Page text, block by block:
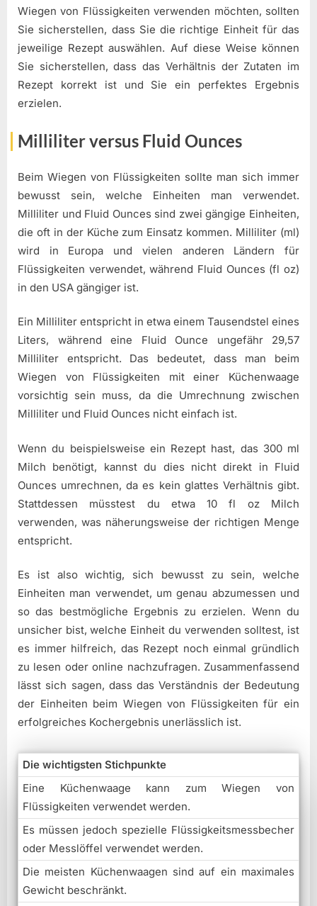
Wiegen von Flüssigkeiten verwenden möchten, sollten
Sie sicherstellen, dass Sie die richtige Einheit für das
jeweilige Rezept auswählen. Auf diese Weise können
Sie sicherstellen, dass das Verhältnis der Zutaten im
Rezept korrekt ist und Sie ein perfektes Ergebnis
erzielen.
Milliliter versus Fluid Ounces
Beim Wiegen von Flüssigkeiten sollte man sich immer
bewusst sein, welche Einheiten man verwendet.
Milliliter und Fluid Ounces sind zwei gängige Einheiten,
die oft in der Küche zum Einsatz kommen. Milliliter (ml)
wird in Europa und vielen anderen Ländern für
Flüssigkeiten verwendet, während Fluid Ounces (fl oz)
in den USA gängiger ist.
Ein Milliliter entspricht in etwa einem Tausendstel eines
Liters, während eine Fluid Ounce ungefähr 29,57
Milliliter entspricht. Das bedeutet, dass man beim
Wiegen von Flüssigkeiten mit einer Küchenwaage
vorsichtig sein muss, da die Umrechnung zwischen
Milliliter und Fluid Ounces nicht einfach ist.
Wenn du beispielsweise ein Rezept hast, das 300 ml
Milch benötigt, kannst du dies nicht direkt in Fluid
Ounces umrechnen, da es kein glattes Verhältnis gibt.
Stattdessen müsstest du etwa 10 fl oz Milch
verwenden, was näherungsweise der richtigen Menge
entspricht.
Es ist also wichtig, sich bewusst zu sein, welche
Einheiten man verwendet, um genau abzumessen und
so das bestmögliche Ergebnis zu erzielen. Wenn du
unsicher bist, welche Einheit du verwenden solltest, ist
es immer hilfreich, das Rezept noch einmal gründlich
zu lesen oder online nachzufragen. Zusammenfassend
lässt sich sagen, dass das Verständnis der Bedeutung
der Einheiten beim Wiegen von Flüssigkeiten für ein
erfolgreiches Kochergebnis unerlässlich ist.
Die wichtigsten Stichpunkte
Eine Küchenwaage kann zum Wiegen von
Flüssigkeiten verwendet werden.
Es müssen jedoch spezielle Flüssigkeitsmessbecher
oder Messlöffel verwendet werden.
Die meisten Küchenwaagen sind auf ein maximales
Gewicht beschränkt.